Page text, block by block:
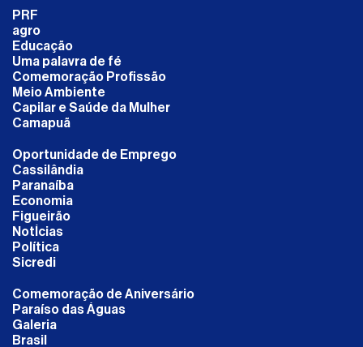
PRF
agro
Educação
Uma palavra de fé
Comemoração Profissão
Meio Ambiente
Capilar e Saúde da Mulher
Camapuã
Oportunidade de Emprego
Cassilândia
Paranaíba
Economia
Figueirão
NotÍcias
Política
Sicredi
Comemoração de Aniversário
Paraíso das Águas
Galeria
Brasil